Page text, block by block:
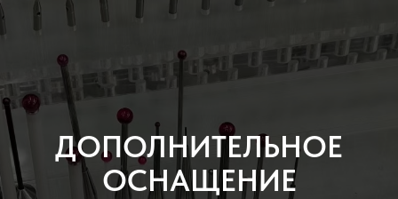
ДОПОЛНИТЕЛЬНОЕ
ОСНАЩЕНИЕ